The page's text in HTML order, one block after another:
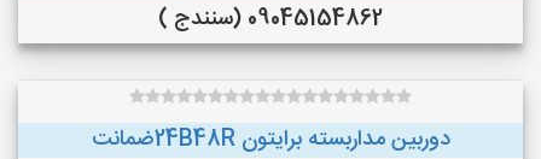
09045154862 (سنندج )
دوربین مداربسته برایتون 24B48Rضمانت